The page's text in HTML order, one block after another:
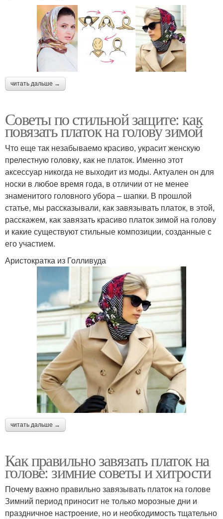
читать дальше →
Советы по стильной защите: как
повязать платок на голову зимой
Что еще так незабываемо красиво, украсит женскую
прелестную головку, как не платок. Именно этот
аксессуар никогда не выходит из моды. Актуален он для
носки в любое время года, в отличии от не менее
знаменитого головного убора – шапки. В прошлой
статье, мы рассказывали, как завязывать платок, в этой,
расскажем, как завязать красиво платок зимой на голову
и какие существуют стильные композиции, созданные с
его участием.
Аристократка из Голливуда
читать дальше →
Как правильно завязать платок на
голове: зимние советы и хитрости
Почему важно правильно завязывать платок на голове
Зимний период приносит не только морозные дни и
праздничное настроение, но и необходимость тщательно